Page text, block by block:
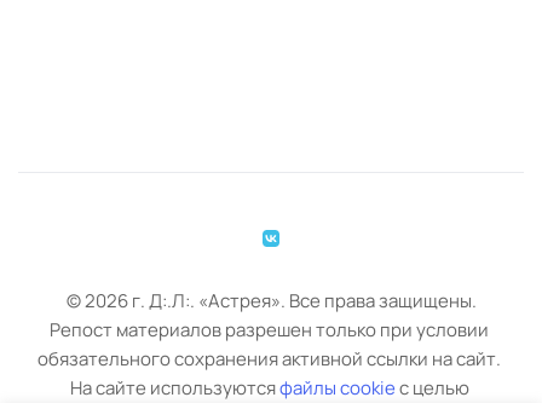
© 2026 г. Д:.Л:. «Астрея». Все права защищены.
обязательного сохранения активной ссылки на сайт.
На сайте используются файлы cookieс целью